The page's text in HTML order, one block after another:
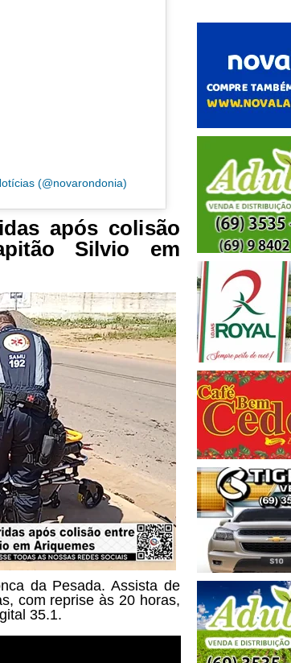
(@novarondonia)
após colisão
Silvio em
da Pesada. Assista de
com reprise às 20 horas,
35.1.